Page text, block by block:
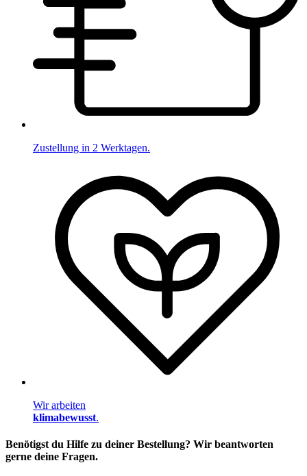
Zustellung in 2 Werktagen.
Wir arbeiten
klimabewusst.
Benötigst du Hilfe zu deiner Bestellung? Wir beantworten
gerne deine Fragen.